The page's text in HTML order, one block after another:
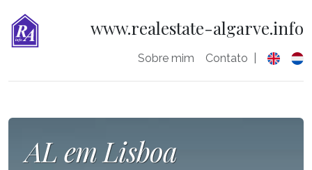
www.realestate-algarve.info
Sobre mim Contato
AL em Lisboa